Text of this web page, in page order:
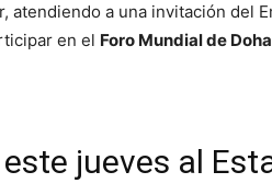
atendiendo a una invitación del
en el Foro Mundial de Doha
jueves al